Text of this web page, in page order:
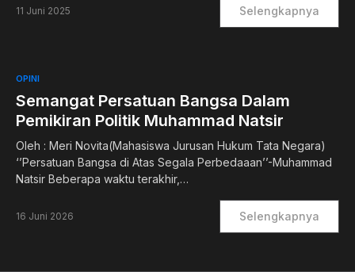
11 Juni 2025 Selengkapnya
OPINI
Semangat Persatuan Bangsa Dalam
Pemikiran Politik Muhammad Natsir
Oleh : Meri Novita(Mahasiswa Jurusan Hukum Tata Negara)
‘’Persatuan Bangsa di Atas Segala Perbedaaan’’-Muhammad
Natsir Beberapa waktu terakhir,…
16 Juni 2026 Selengkapnya